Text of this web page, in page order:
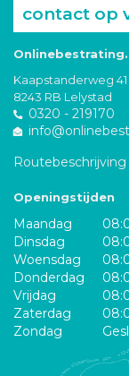
contact op
Kaapstanderweg 41
8243 RB Lelystad
0320 - 219170
Routebeschrijving
Openingstijden
Maandag
Dinsdag
Woensdag
Donderdag
Vrijdag
Zaterdag
Zondag